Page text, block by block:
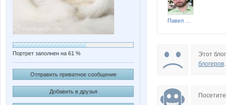
Портрет заполнен на 61 %
Отправить приватное сообщение
Добавить в друзья
Этот
блогеров.